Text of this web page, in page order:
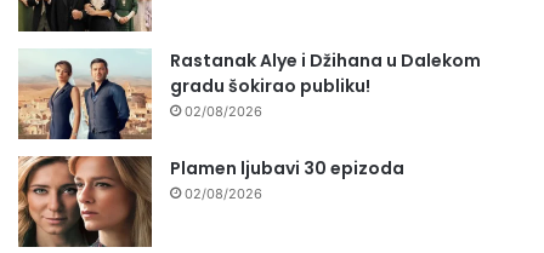
Rastanak Alye i Džihana u Dalekom
gradu šokirao publiku!
02/08/2026
Plamen ljubavi 30 epizoda
02/08/2026